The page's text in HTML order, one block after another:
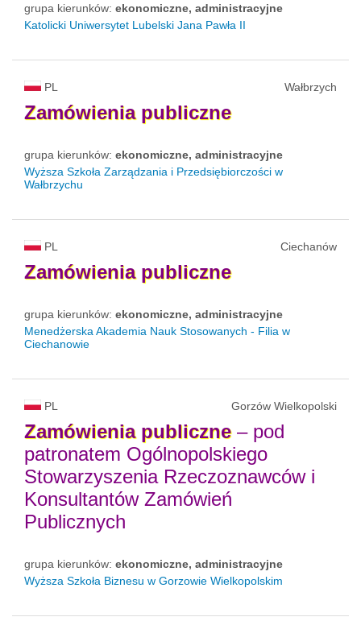
grupa kierunków: ekonomiczne, administracyjne
Katolicki Uniwersytet Lubelski Jana Pawła II
PL Wałbrzych
Zamówienia publiczne
grupa kierunków: ekonomiczne, administracyjne
Wyższa Szkoła Zarządzania i Przedsiębiorczości w
Wałbrzychu
PL Ciechanów
Zamówienia publiczne
grupa kierunków: ekonomiczne, administracyjne
Menedżerska Akademia Nauk Stosowanych - Filia w
Ciechanowie
PL Gorzów Wielkopolski
Zamówienia publiczne– pod
patronatem Ogólnopolskiego
Stowarzyszenia Rzeczoznawców i
Konsultantów Zamówień
Publicznych
grupa kierunków: ekonomiczne, administracyjne
Wyższa Szkoła Biznesu w Gorzowie Wielkopolskim